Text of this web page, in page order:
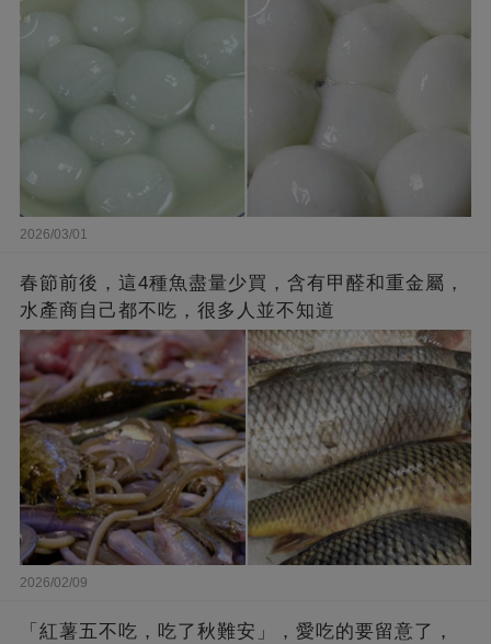
2026/03/01
春節前後，這4種魚盡量少買，含有甲醛和重金屬，
水產商自己都不吃，很多人並不知道
2026/02/09
「紅薯五不吃，吃了秋難安」，愛吃的要留意了，